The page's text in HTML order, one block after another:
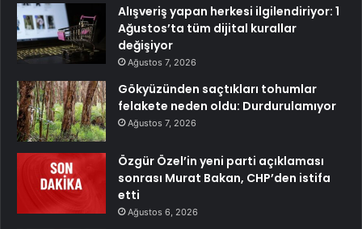
Alışveriş yapan herkesi ilgilendiriyor: 1
Ağustos’ta tüm dijital kurallar
değişiyor
Ağustos 7, 2026
Gökyüzünden saçtıkları tohumlar
felakete neden oldu: Durdurulamıyor
Ağustos 7, 2026
Özgür Özel’in yeni parti açıklaması
sonrası Murat Bakan, CHP’den istifa
etti
Ağustos 6, 2026